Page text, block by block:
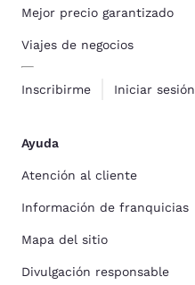
Mejor precio garantizado
Viajes de negocios
Inscribirme Iniciar sesión
Ayuda
Atención al cliente
Información de franquicias
Mapa del sitio
Divulgación responsable